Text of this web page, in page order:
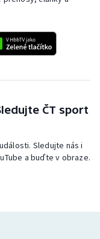
ČT sport
Sledujte nás i
a buďte v obraze.